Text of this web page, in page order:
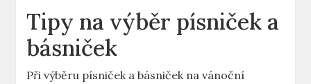
Tipy na výběr písniček a
básniček
Při výběru písniček a básniček na vánoční